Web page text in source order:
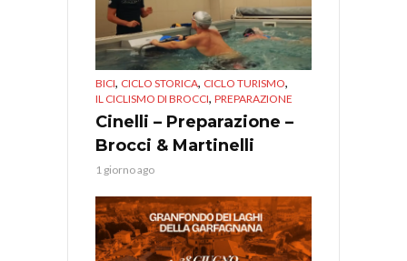
BICI, CICLO STORICA, CICLO TURISMO,
IL CICLISMO DI BROCCI, PREPARAZIONE
Cinelli – Preparazione –
Brocci & Martinelli
1 giorno ago